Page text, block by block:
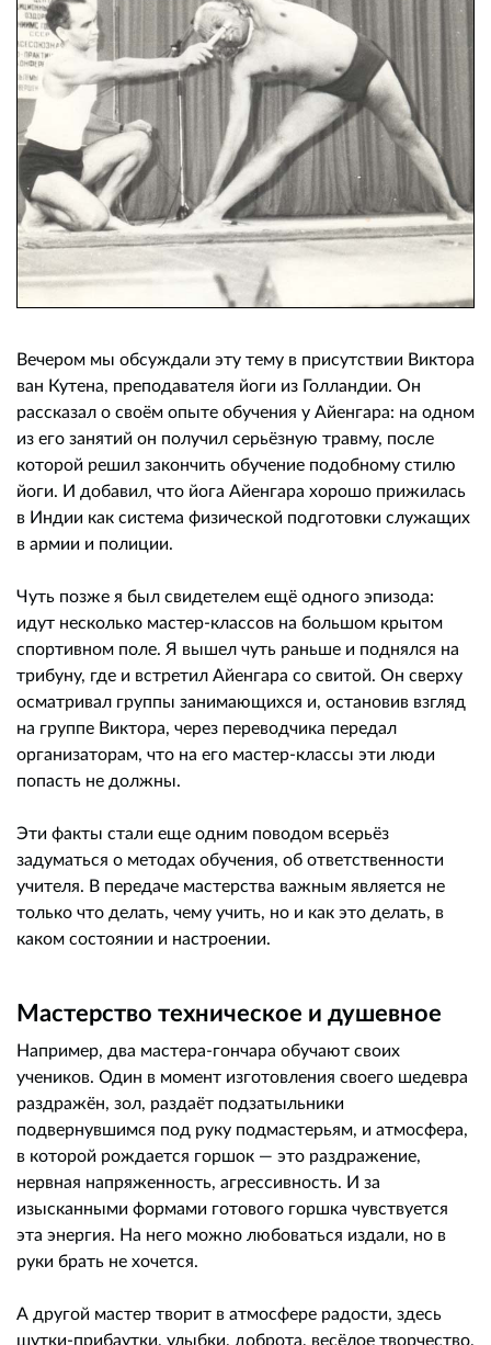
Вечером мы обсуждали эту тему в присутствии Виктора
ван Кутена, преподавателя йоги из Голландии. Он
рассказал о своём опыте обучения у Айенгара: на одном
из его занятий он получил серьёзную травму, после
которой решил закончить обучение подобному стилю
йоги. И добавил, что йога Айенгара хорошо прижилась
в Индии как система физической подготовки служащих
в армии и полиции.
Чуть позже я был свидетелем ещё одного эпизода:
идут несколько мастер-классов на большом крытом
спортивном поле. Я вышел чуть раньше и поднялся на
трибуну, где и встретил Айенгара со свитой. Он сверху
осматривал группы занимающихся и, остановив взгляд
на группе Виктора, через переводчика передал
организаторам, что на его мастер-классы эти люди
попасть не должны.
Эти факты стали еще одним поводом всерьёз
задуматься о методах обучения, об ответственности
учителя. В передаче мастерства важным является не
только что делать, чему учить, но и как это делать, в
каком состоянии и настроении.
Мастерство техническое и душевное
Например, два мастера-гончара обучают своих
учеников. Один в момент изготовления своего шедевра
раздражён, зол, раздаёт подзатыльники
подвернувшимся под руку подмастерьям, и атмосфера,
в которой рождается горшок — это раздражение,
нервная напряженность, агрессивность. И за
изысканными формами готового горшка чувствуется
эта энергия. На него можно любоваться издали, но в
руки брать не хочется.
А другой мастер творит в атмосфере радости, здесь
шутки-прибаутки, улыбки, доброта, весёлое творчество,